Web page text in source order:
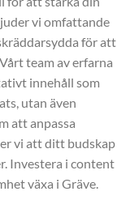
vi omfattande
för att
team av erfarna
innehåll som
utan även
att anpassa
vi att ditt budskap
Investera i content
växa i Gräve.